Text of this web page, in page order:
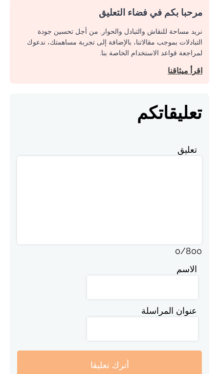
مرحبا بكم في فضاء التعليق
نريد مساحة للنقاش والتبادل والحوار. من أجل تحسين جودة
التبادلات بموجب مقالاتنا، بالإضافة إلى تجربة مساهمتك، ندعوك
لمراجعة قواعد الاستخدام الخاصة بنا.
اقرأ ميثاقنا
تعليقاتكم
تعليق
0/800
الاسم
عنوان المراسلة
أترك تعليقا